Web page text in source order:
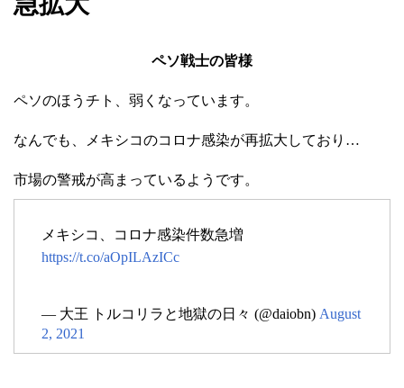
ペソ戦士の皆様
ペソのほうチト、弱くなっています。
なんでも、メキシコのコロナ感染が再拡大しており…
市場の警戒が高まっているようです。
メキシコ、コロナ感染件数急増
https://t.co/aOpILAzICc
— 大王 トルコリラと地獄の日々 (@daiobn) August
2, 2021